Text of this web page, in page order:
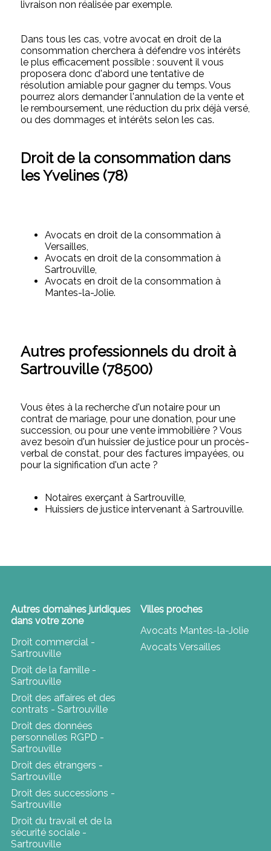
livraison non réalisée par exemple.
Dans tous les cas, votre avocat en droit de la
consommation cherchera à défendre vos intérêts
le plus efficacement possible : souvent il vous
proposera donc d'abord une tentative de
résolution amiable pour gagner du temps. Vous
pourrez alors demander l'annulation de la vente et
le remboursement, une réduction du prix déjà versé,
ou des dommages et intérêts selon les cas.
Droit de la consommation dans
les Yvelines (78)
Avocats en droit de la consommation à
Versailles,
Avocats en droit de la consommation à
Sartrouville,
Avocats en droit de la consommation à
Mantes-la-Jolie.
Autres professionnels du droit à
Sartrouville (78500)
Vous êtes à la recherche d'un notaire pour un
contrat de mariage, pour une donation, pour une
succession, ou pour une vente immobilière ? Vous
avez besoin d'un huissier de justice pour un procès-
verbal de constat, pour des factures impayées, ou
pour la signification d'un acte ?
Notaires exerçant à Sartrouville,
Huissiers de justice intervenant à Sartrouville.
Autres domaines juridiques
dans votre zone
Droit commercial -
Sartrouville
Droit de la famille -
Sartrouville
Droit des affaires et des
contrats - Sartrouville
Droit des données
personnelles RGPD -
Sartrouville
Droit des étrangers -
Sartrouville
Droit des successions -
Sartrouville
Droit du travail et de la
sécurité sociale -
Sartrouville
Villes proches
Avocats Mantes-la-Jolie
Avocats Versailles